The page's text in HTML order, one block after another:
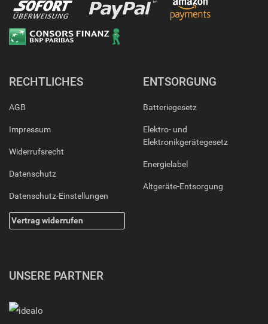
RECHTLICHES
AGB
Impressum
Widerrufsrecht
Datenschutz
Datenschutz-Einstellungen
Vertrag widerrufen
ENTSORGUNG
Batteriegesetz
Elektro- und
Elektronikgerätegesetz
Energielabel
Altgeräte-Entsorgung
UNSERE PARTNER